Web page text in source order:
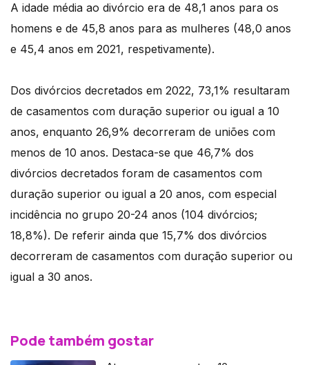
A idade média ao divórcio era de 48,1 anos para os
homens e de 45,8 anos para as mulheres (48,0 anos
e 45,4 anos em 2021, respetivamente).
Dos divórcios decretados em 2022, 73,1% resultaram
de casamentos com duração superior ou igual a 10
anos, enquanto 26,9% decorreram de uniões com
menos de 10 anos. Destaca-se que 46,7% dos
divórcios decretados foram de casamentos com
duração superior ou igual a 20 anos, com especial
incidência no grupo 20-24 anos (104 divórcios;
18,8%). De referir ainda que 15,7% dos divórcios
decorreram de casamentos com duração superior ou
igual a 30 anos.
Pode também gostar